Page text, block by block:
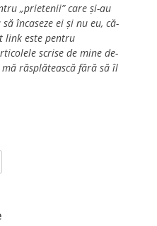
„prietenii” care și-au
încaseze ei și nu eu, că-
link este pentru
scrise de mine de-
răsplătească fără să îl